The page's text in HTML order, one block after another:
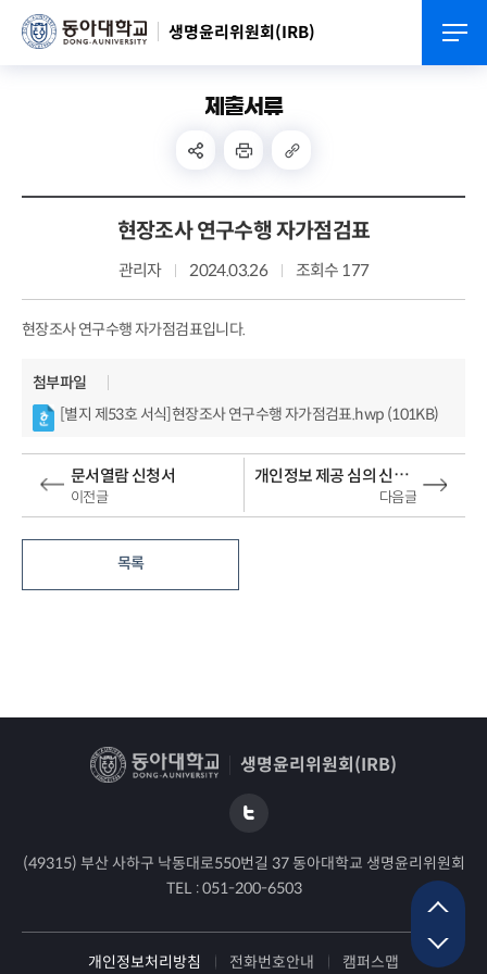
생명윤리위원회(IRB)
제출서류
현장조사 연구수행 자가점검표
관리자 2024.03.26 조회수 177
현장조사 연구수행 자가점검표입니다.
첨부파일
[별지 제53호 서식]현장조사 연구수행 자가점검표.hwp (101KB)
이전글
문서열람 신청서
다음글
개인정보 제공 심의 신청 서류
목록
생명윤리위원회(IRB)
(49315) 부산 사하구 낙동대로550번길 37 동아대학교 생명윤리위원회
TEL :051-200-6503
개인정보처리방침 전화번호안내 캠퍼스맵